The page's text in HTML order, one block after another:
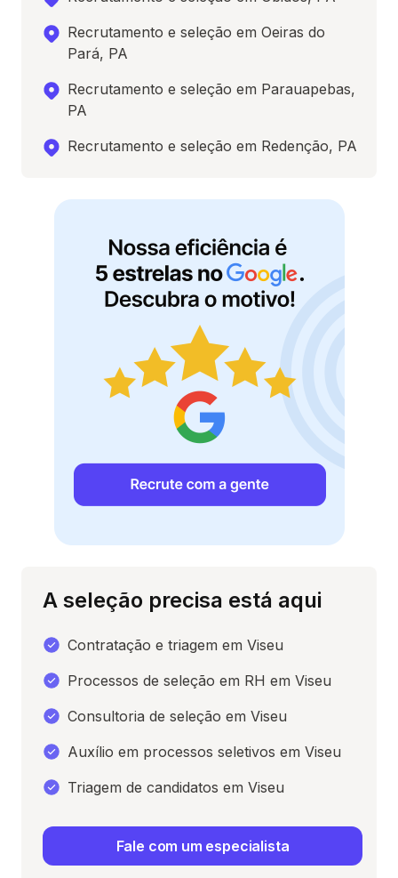
Recrutamento e seleção em Oeiras do
Pará, PA
Recrutamento e seleção em Parauapebas,
PA
Recrutamento e seleção em Redenção, PA
A seleção precisa está aqui
Contratação e triagem em Viseu
Processos de seleção em RH em Viseu
Consultoria de seleção em Viseu
Auxílio em processos seletivos em Viseu
Triagem de candidatos em Viseu
Fale com um especialista